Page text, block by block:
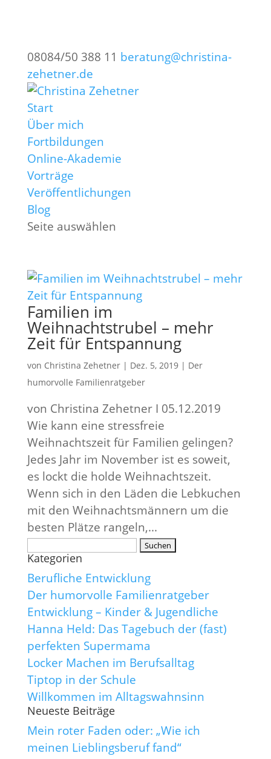
08084/50 388 11 beratung@christina-
zehetner.de
Start
Über mich
Fortbildungen
Online-Akademie
Vorträge
Veröffentlichungen
Blog
Seite auswählen
Familien im
Weihnachtstrubel – mehr
Zeit für Entspannung
von Christina Zehetner| Dez. 5, 2019| Der
humorvolle Familienratgeber
von Christina Zehetner I 05.12.2019
Wie kann eine stressfreie
Weihnachtszeit für Familien gelingen?
Jedes Jahr im November ist es soweit,
es lockt die holde Weihnachtszeit.
Wenn sich in den Läden die Lebkuchen
mit den Weihnachtsmännern um die
besten Plätze rangeln,...
Suchen
nach:
Kategorien
Berufliche Entwicklung
Der humorvolle Familienratgeber
Entwicklung – Kinder & Jugendliche
Hanna Held: Das Tagebuch der (fast)
perfekten Supermama
Locker Machen im Berufsalltag
Tiptop in der Schule
Willkommen im Alltagswahnsinn
Neueste Beiträge
Mein roter Faden oder: „Wie ich
meinen Lieblingsberuf fand“